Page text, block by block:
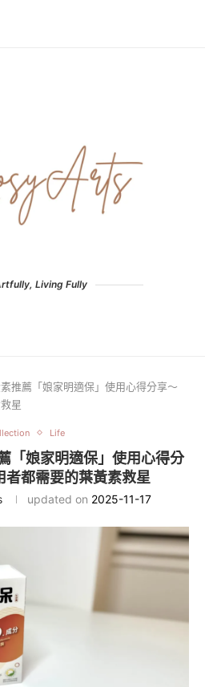
Living Fully
推薦「娘家明適保」使用心得分享～
星
Life
「娘家明適保」使用心得分
者都需要的葉黃素救星
updated on 2025-11-17